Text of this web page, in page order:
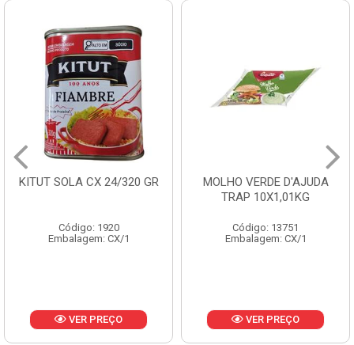
MOLHO VERDE D'AJUDA
Código: 13751
Embalagem: CX/1
VER PREÇO
FRUTAS
CX 10KG
Código: 1785
Embalagem: KG/10
VER PREÇO